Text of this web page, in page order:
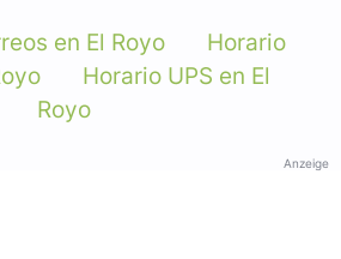
en El Royo
Horario
Horario UPS en El
Royo
Anzeige